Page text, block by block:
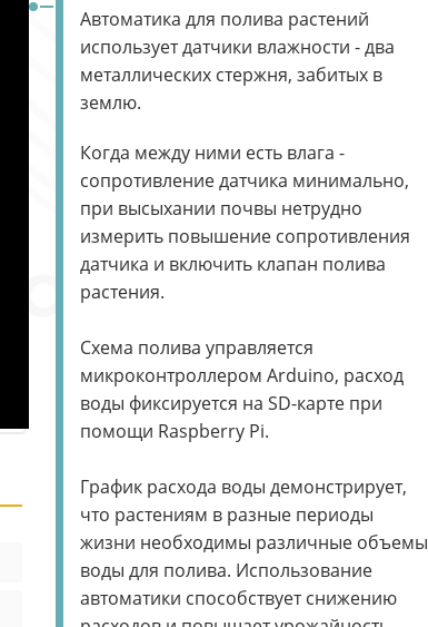
Автоматика для полива растений
использует датчики влажности - два
металлических стержня, забитых в
землю.
Когда между ними есть влага -
сопротивление датчика минимально,
при высыхании почвы нетрудно
измерить повышение сопротивления
датчика и включить клапан полива
растения.
Схема полива управляется
микроконтроллером Arduino, расход
воды фиксируется на SD-карте при
помощи Raspberry Pi.
График расхода воды демонстрирует,
что растениям в разные периоды
жизни необходимы различные объемы
воды для полива. Использование
автоматики способствует снижению